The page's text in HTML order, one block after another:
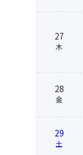
27
木
28
金
29
土